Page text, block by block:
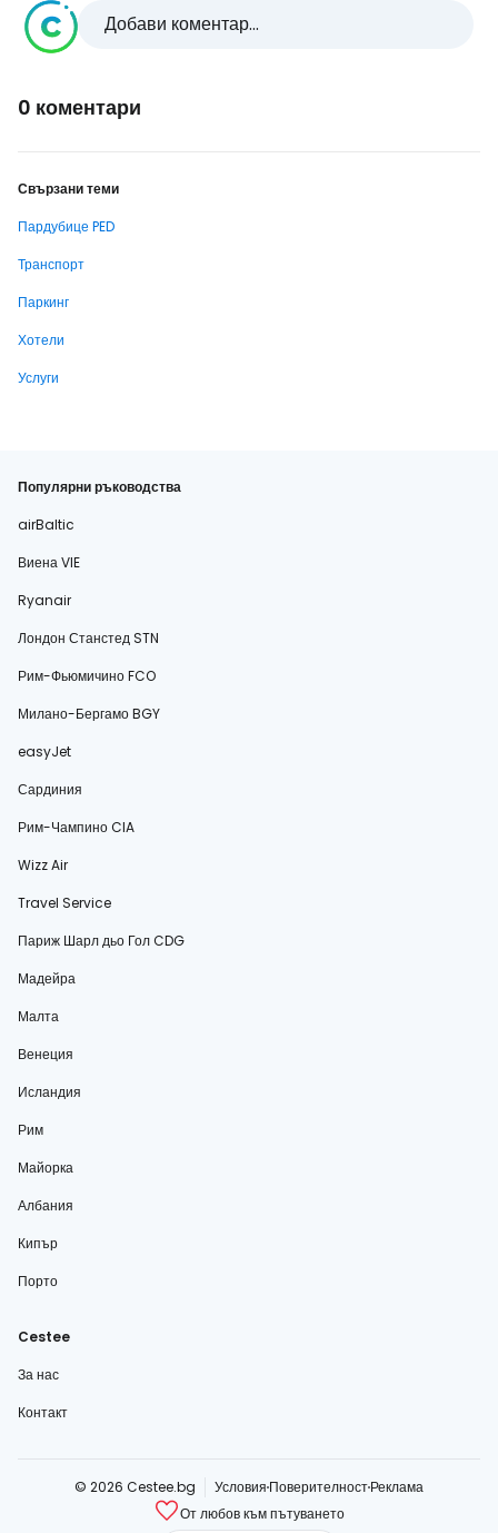
Добави коментар...
0 коментари
Свързани теми
Пардубице PED
Транспорт
Паркинг
Хотели
Услуги
Популярни ръководства
airBaltic
Виена VIE
Ryanair
Лондон Станстед STN
Рим-Фьюмичино FCO
Милано-Бергамо BGY
easyJet
Сардиния
Рим-Чампино CIA
Wizz Air
Travel Service
Париж Шарл дьо Гол CDG
Мадейра
Малта
Венеция
Исландия
Рим
Майорка
Албания
Кипър
Порто
Cestee
За нас
Контакт
© 2026 Cestee.bg Условия ПоверителностРеклама
От любов към пътуването